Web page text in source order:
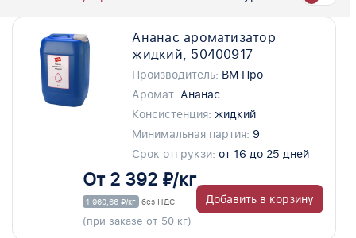
Ананас ароматизатор
жидкий, 50400917
Производитель: ВМ Про
Аромат: Ананас
Консистенция: жидкий
Минимальная партия: 9
Срок отгрукзи: от 16 до 25 дней
От 2 392 ₽/кг
1 960,66 ₽/кг без НДС
(при заказе от 50 кг)
Добавить в корзину